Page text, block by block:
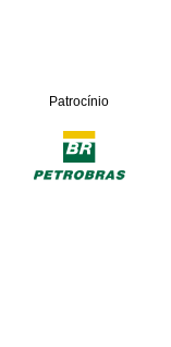
Patrocínio